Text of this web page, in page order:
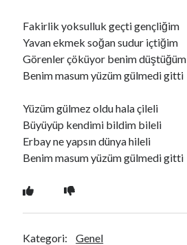
Fakirlik yoksulluk geçti gençliğim
Yavan ekmek soğan sudur içtiğim
Görenler çöküyor benim düştüğüm
Benim masum yüzüm gülmedi gitti
Yüzüm gülmez oldu hala çileli
Büyüyüp kendimi bildim bileli
Erbay ne yapsın dünya hileli
Benim masum yüzüm gülmedi gitti
Kategori: Genel